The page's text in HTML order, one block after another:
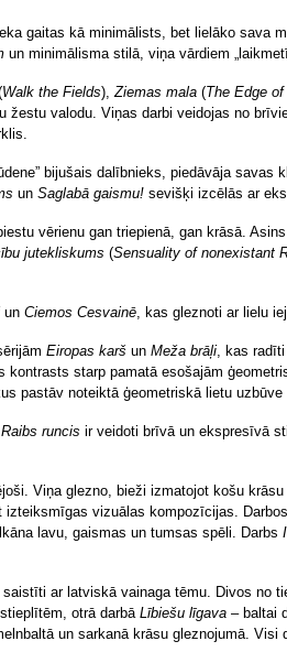
gaitas kā minimālists, bet lielāko sava
un minimālisma stilā, viņa vārdiem
Walk the Fields),Ziemas mala (The Edge
valodu. Viņas darbi veidojas no
bijušais dalībnieks, piedāvāja
un Saglabā gaismu! sevišķi izcēlās ar
vērienu gan triepienā, gan krāsā.
jutekliskums (Sensuality of nonexistant
un Ciemos Cesvainē, kas gleznoti ar lielu
Eiropas karš un Meža brāļi, kas
starp pamatā esošajām
pastāv noteiktā ģeometriskā lietu
Raibs runcis ir veidoti brīvā un ekspresīvā
Viņa glezno, bieži izmatojot košu
vizuālas kompozīcijas. Darbos
lavu, gaismas un tumsas spēli. Darbs
ar latviskā vainaga tēmu. Divos no
otrā darbā Lībiešu līgava – baltai
un sarkanā krāsu gleznojumā. Visi